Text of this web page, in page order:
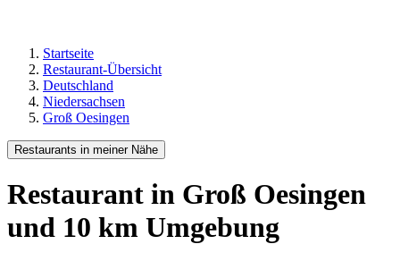
Startseite
Restaurant-Übersicht
Deutschland
Niedersachsen
Groß Oesingen
Restaurants in meiner Nähe
Restaurant in Groß Oesingen
und 10 km Umgebung